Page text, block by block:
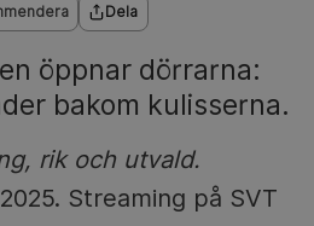
Dela
öppnar dörrarna:
bakom kulisserna.
rik och utvald.
Streaming på SVT